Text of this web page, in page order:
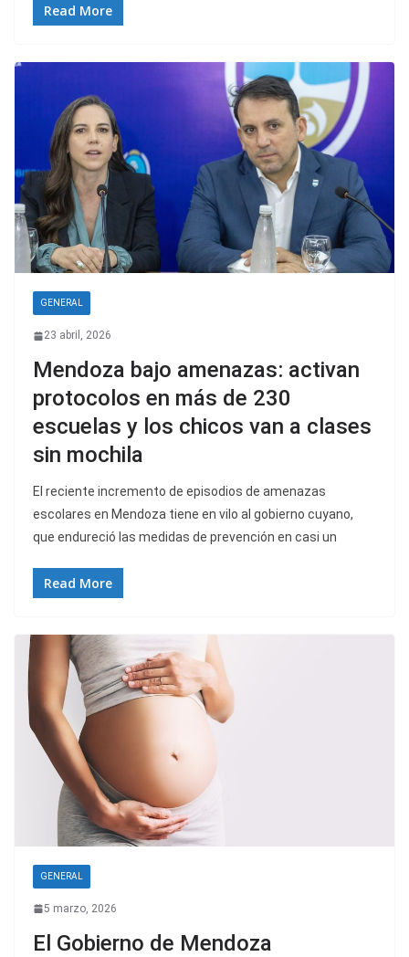
Read More
GENERAL
23 abril, 2026
Mendoza bajo amenazas: activan
protocolos en más de 230
escuelas y los chicos van a clases
sin mochila
El reciente incremento de episodios de amenazas
escolares en Mendoza tiene en vilo al gobierno cuyano,
que endureció las medidas de prevención en casi un
Read More
GENERAL
5 marzo, 2026
El Gobierno de Mendoza